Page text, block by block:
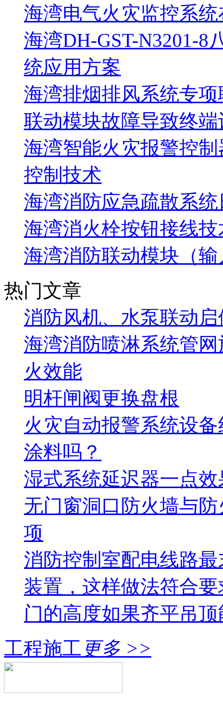
海湾电气火灾监控系
海湾DH-GST-N3201-8
统应用方案
海湾排烟排风系统专
联动模块故障导致终
海湾智能火灾报警控
控制技术
海湾消防应急疏散系
海湾消火栓按钮接线
海湾消防联动模块（
热门文章
消防风机、水泵联动
海湾消防喷淋系统管
火效能
明杆闸阀更换盘根
火灾自动报警系统设
涂料吗？
湿式系统延迟器一点
无门窗洞口防火墙与
项
消防控制室配电线路
装置，这样做法符合
门的高度如果齐平吊
工程施工 更多 >>